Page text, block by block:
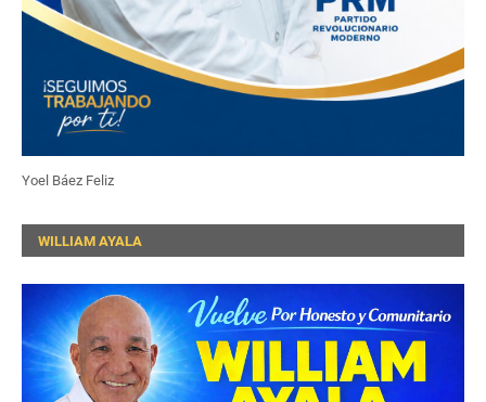
Yoel Báez Feliz
WILLIAM AYALA